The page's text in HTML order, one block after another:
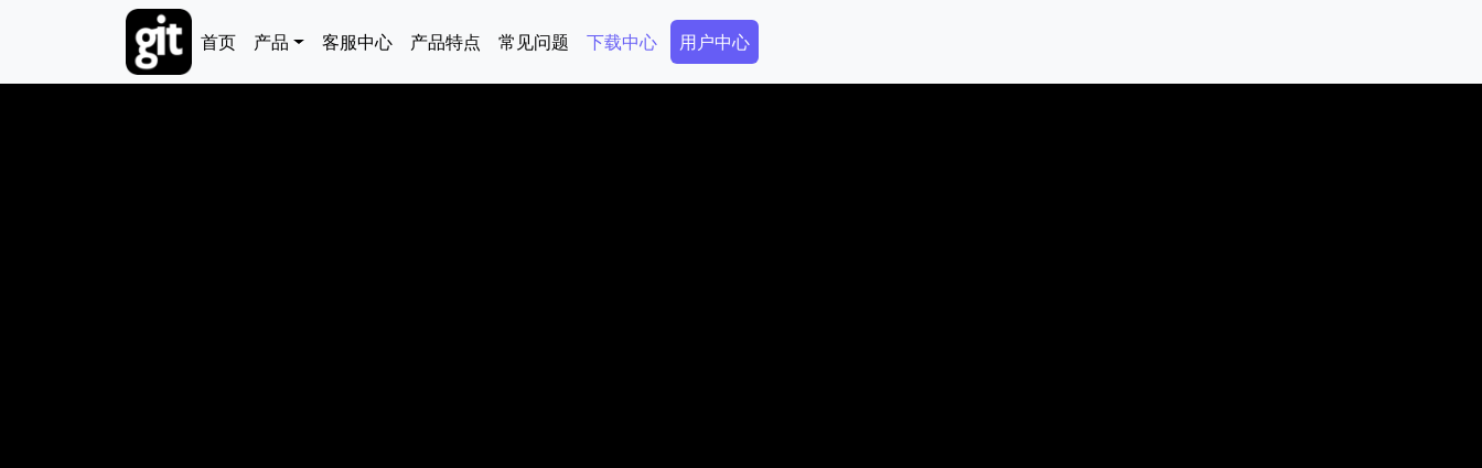
Main navigation
首页 产品 客服中心 产品特点 常见问题 下载中心 Secondary Menu
用户中心